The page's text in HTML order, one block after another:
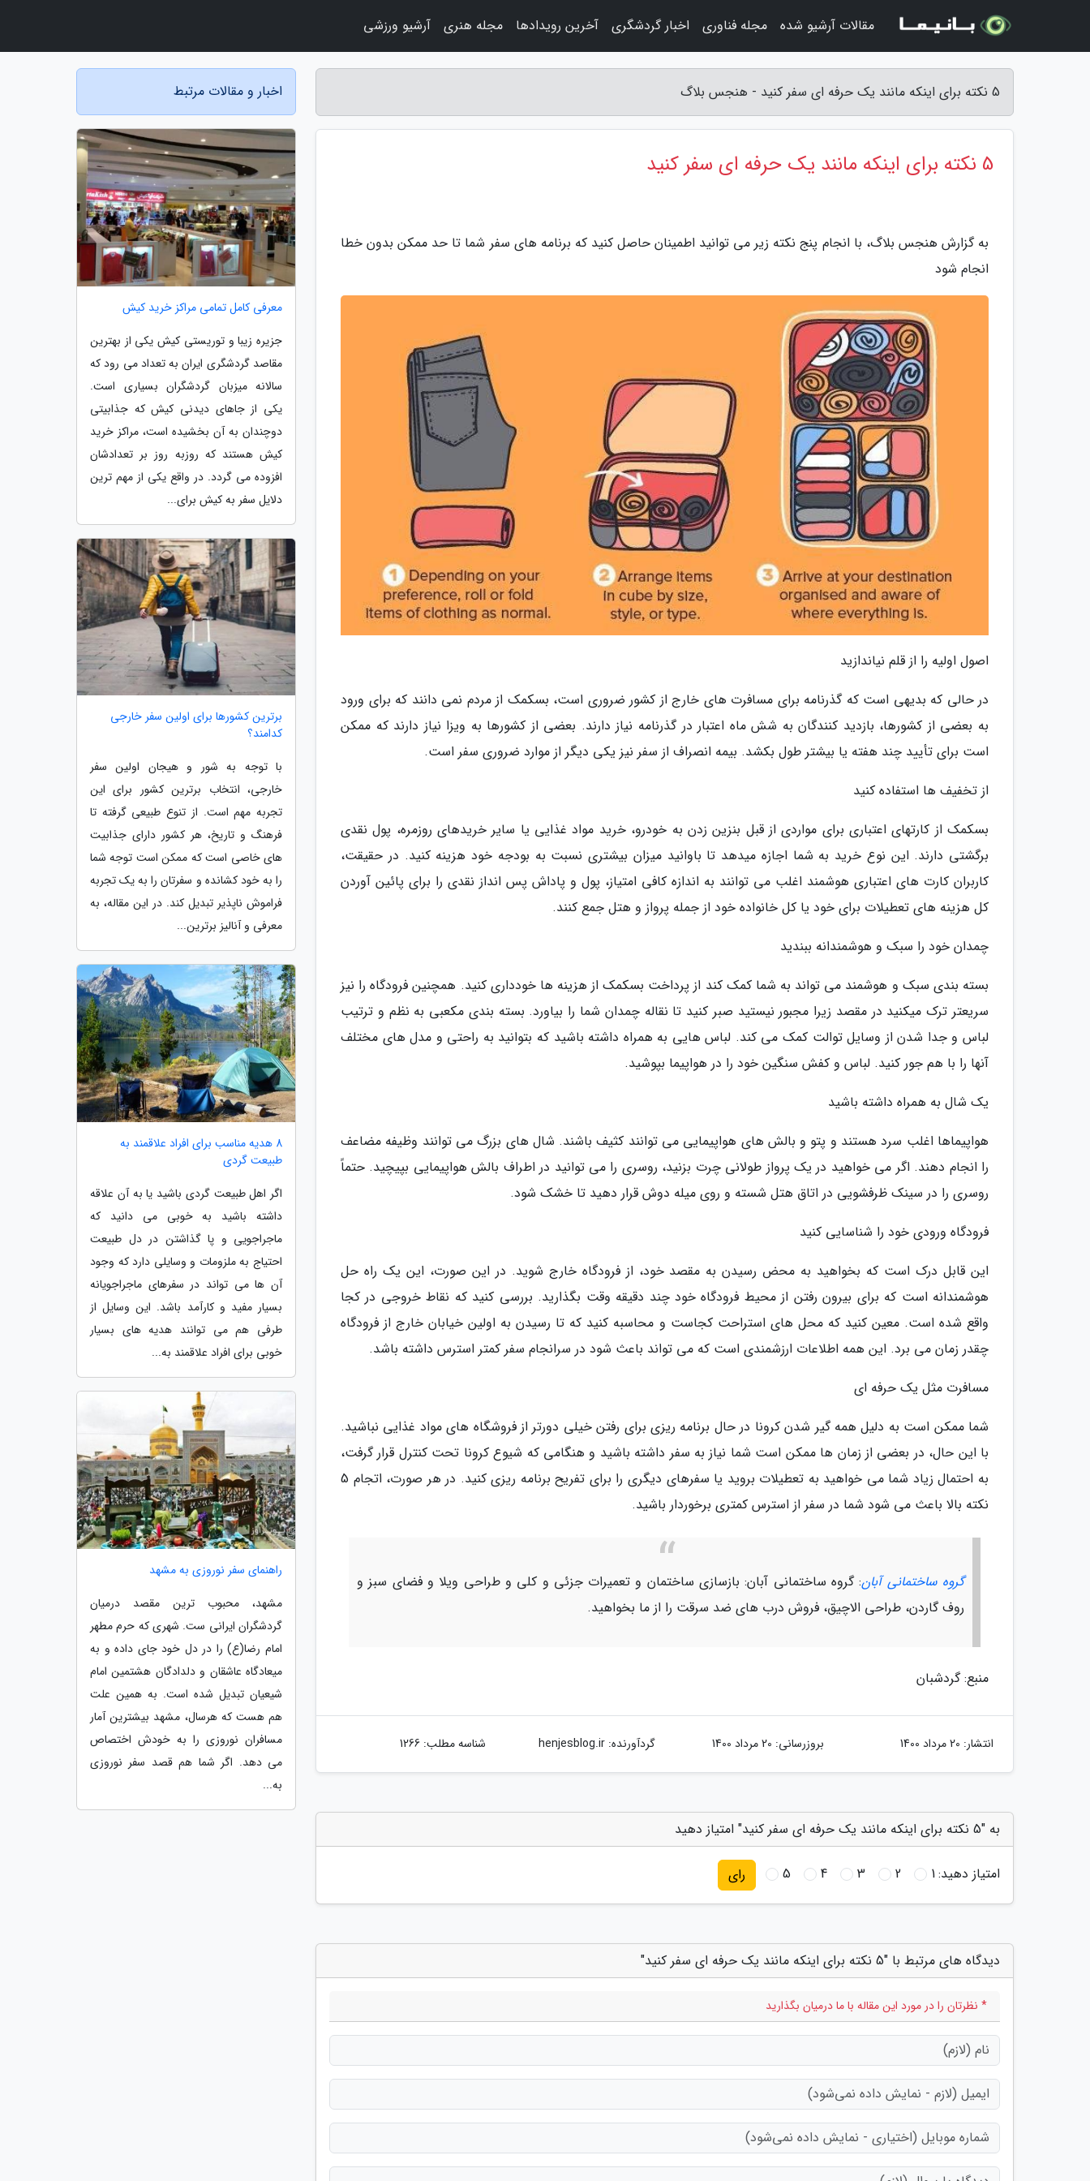
5 نکته برای اینکه مانند یک حرفه ای سفر کنید - هنجس بلاگ
5 نکته برای اینکه مانند یک حرفه ای سفر کنید
به گزارش هنجس بلاگ، با انجام پنج نکته زیر می توانید اطمینان حاصل کنید که برنامه های سفر شما تا حد ممکن بدون خطا
انجام شود
اصول اولیه را از قلم نیاندازید
در حالی که بدیهی است که گذرنامه برای مسافرت های خارج از کشور ضروری است، بسکمک از مردم نمی دانند که برای ورود
به بعضی از کشورها، بازدید کنندگان به شش ماه اعتبار در گذرنامه نیاز دارند. بعضی از کشورها به ویزا نیاز دارند که ممکن
است برای تأیید چند هفته یا بیشتر طول بکشد. بیمه انصراف از سفر نیز یکی دیگر از موارد ضروری سفر است.
از تخفیف ها استفاده کنید
بسکمک از کارتهای اعتباری برای مواردی از قبل بنزین زدن به خودرو، خرید مواد غذایی یا سایر خریدهای روزمره، پول نقدی
برگشتی دارند. این نوع خرید به شما اجازه میدهد تا باوانید میزان بیشتری نسبت به بودجه خود هزینه کنید. در حقیقت،
کاربران کارت های اعتباری هوشمند اغلب می توانند به اندازه کافی امتیاز، پول و پاداش پس انداز نقدی را برای پائین آوردن
کل هزینه های تعطیلات برای خود یا کل خانواده خود از جمله پرواز و هتل جمع کنند.
چمدان خود را سبک و هوشمندانه ببندید
بسته بندی سبک و هوشمند می تواند به شما کمک کند از پرداخت بسکمک از هزینه ها خودداری کنید. همچنین فرودگاه را نیز
سریعتر ترک میکنید در مقصد زیرا مجبور نیستید صبر کنید تا نقاله چمدان شما را بیاورد. بسته بندی مکعبی به نظم و ترتیب
لباس و جدا شدن از وسایل توالت کمک می کند. لباس هایی به همراه داشته باشید که بتوانید به راحتی و مدل های مختلف
آنها را با هم جور کنید. لباس و کفش سنگین خود را در هواپیما بپوشید.
یک شال به همراه داشته باشید
هواپیماها اغلب سرد هستند و پتو و بالش های هواپیمایی می توانند کثیف باشند. شال های بزرگ می توانند وظیفه مضاعف
را انجام دهند. اگر می خواهید در یک پرواز طولانی چرت بزنید، روسری را می توانید در اطراف بالش هواپیمایی بپیچید. حتماً
روسری را در سینک ظرفشویی در اتاق هتل شسته و روی میله دوش قرار دهید تا خشک شود.
فرودگاه ورودی خود را شناسایی کنید
این قابل درک است که بخواهید به محض رسیدن به مقصد خود، از فرودگاه خارج شوید. در این صورت، این یک راه حل
هوشمندانه است که برای بیرون رفتن از محیط فرودگاه خود چند دقیقه وقت بگذارید. بررسی کنید که نقاط خروجی در کجا
واقع شده است. معین کنید که محل های استراحت کجاست و محاسبه کنید که تا رسیدن به اولین خیابان خارج از فرودگاه
چقدر زمان می برد. این همه اطلاعات ارزشمندی است که می تواند باعث شود در سرانجام سفر کمتر استرس داشته باشد.
مسافرت مثل یک حرفه ای
شما ممکن است به دلیل همه گیر شدن کرونا در حال برنامه ریزی برای رفتن خیلی دورتر از فروشگاه های مواد غذایی نباشید.
با این حال، در بعضی از زمان ها ممکن است شما نیاز به سفر داشته باشید و هنگامی که شیوع کرونا تحت کنترل قرار گرفت،
به احتمال زیاد شما می خواهید به تعطیلات بروید یا سفرهای دیگری را برای تفریح برنامه ریزی کنید. در هر صورت، اتجام 5
نکته بالا باعث می شود شما در سفر از استرس کمتری برخوردار باشید.
گروه ساختمانی آبان: گروه ساختمانی آبان: بازسازی ساختمان و تعمیرات جزئی و کلی و طراحی ویلا و فضای سبز و
روف گاردن، طراحی الاچیق، فروش درب های ضد سرقت را از ما بخواهید.
منبع: گردشبان
انتشار: 20 مرداد 1400 بروزرسانی: 20 مرداد 1400 گردآورنده:henjesblog.ir شناسه مطلب: 1266
به "5 نکته برای اینکه مانند یک حرفه ای سفر کنید" امتیاز دهید
امتیاز دهید:1
2
3
4
5 رای
دیدگاه های مرتبط با "5 نکته برای اینکه مانند یک حرفه ای سفر کنید"
* نظرتان را در مورد این مقاله با ما درمیان بگذارید
اخبار و مقالات مرتبط
معرفی کامل تمامی مراکز خرید کیش
جزیره زیبا و توریستی کیش یکی از بهترین
مقاصد گردشگری ایران به تعداد می رود که
سالانه میزبان گردشگران بسیاری است.
یکی از جاهای دیدنی کیش که جذابیتی
دوچندان به آن بخشیده است، مراکز خرید
کیش هستند که روزبه روز بر تعدادشان
افزوده می گردد. در واقع یکی از مهم ترین
دلایل سفر به کیش برای...
برترین کشورها برای اولین سفر خارجی
کدامند؟
با توجه به شور و هیجان اولین سفر
خارجی، انتخاب برترین کشور برای این
تجربه مهم است. از تنوع طبیعی گرفته تا
فرهنگ و تاریخ، هر کشور دارای جذابیت
های خاصی است که ممکن است توجه شما
را به خود کشانده و سفرتان را به یک تجربه
فراموش ناپذیر تبدیل کند. در این مقاله، به
معرفی و آنالیز برترین...
8 هدیه مناسب برای افراد علاقمند به
طبیعت گردی
اگر اهل طبیعت گردی باشید یا به آن علاقه
داشته باشید به خوبی می دانید که
ماجراجویی و پا گذاشتن در دل طبیعت
احتیاج به ملزومات و وسایلی دارد که وجود
آن ها می تواند در سفرهای ماجراجویانه
بسیار مفید و کارآمد باشد. این وسایل از
طرفی هم می توانند هدیه های بسیار
خوبی برای افراد علاقمند به...
راهنمای سفر نوروزی به مشهد
مشهد، محبوب ترین مقصد درمیان
گردشگران ایرانی ست. شهری که حرم مطهر
امام رضا(ع) را در دل خود جای داده و به
میعادگاه عاشقان و دلدادگان هشتمین امام
شیعیان تبدیل شده است. به همین علت
هم هست که هرسال، مشهد بیشترین آمار
مسافران نوروزی را به خودش اختصاص
می دهد. اگر شما هم قصد سفر نوروزی
به...
مقالات آرشیو شده مجله فناوری اخبار گردشگری آخرین رویدادها مجله هنری آرشیو ورزشی